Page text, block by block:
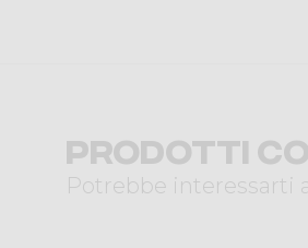
Prodotti
Potrebbe interessarti